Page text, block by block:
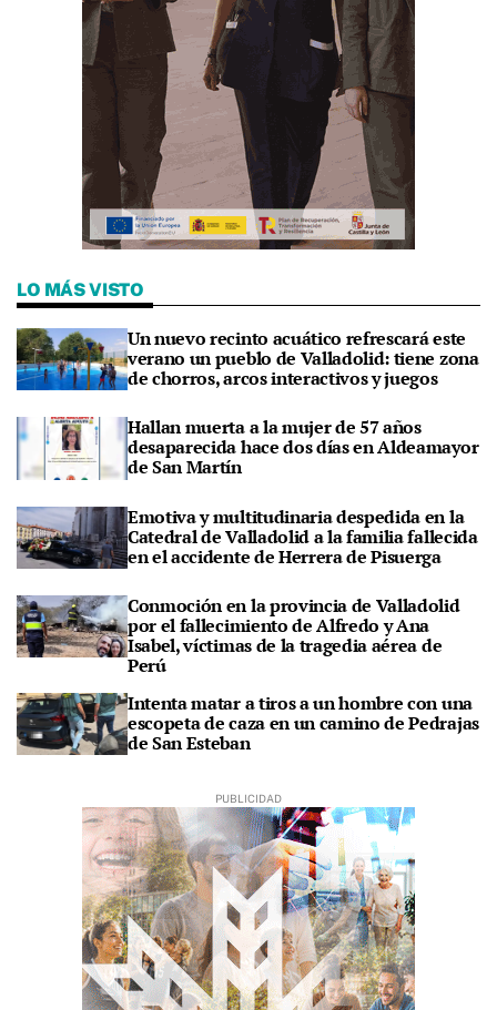
LO MÁS VISTO
Un nuevo recinto acuático refrescará este
verano un pueblo de Valladolid: tiene zona
de chorros, arcos interactivos y juegos
Hallan muerta a la mujer de 57 años
desaparecida hace dos días en Aldeamayor
de San Martín
Emotiva y multitudinaria despedida en la
Catedral de Valladolid a la familia fallecida
en el accidente de Herrera de Pisuerga
Conmoción en la provincia de Valladolid
por el fallecimiento de Alfredo y Ana
Isabel, víctimas de la tragedia aérea de
Perú
Intenta matar a tiros a un hombre con una
escopeta de caza en un camino de Pedrajas
de San Esteban